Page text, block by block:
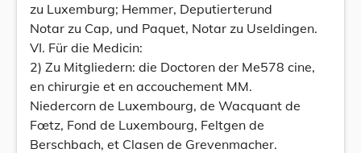
zu Luxemburg; Hemmer, Deputierterund
Notar zu Cap, und Paquet, Notar zu Useldingen.
VI. Für die Medicin:
2) Zu Mitgliedern: die Doctoren der Me578 cine,
en chirurgie et en accouchement MM.
Niedercorn de Luxembourg, de Wacquant de
Fœtz, Fond de Luxembourg, Feltgen de
Berschbach, et Clasen de Grevenmacher.